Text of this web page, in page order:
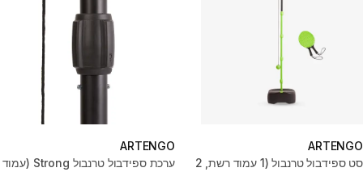
ARTENGO
סט ספידבול טרנבול (1 עמוד רשת, 2
ARTENGO
ערכת ספידבול טרנבול Strong ‏(עמוד